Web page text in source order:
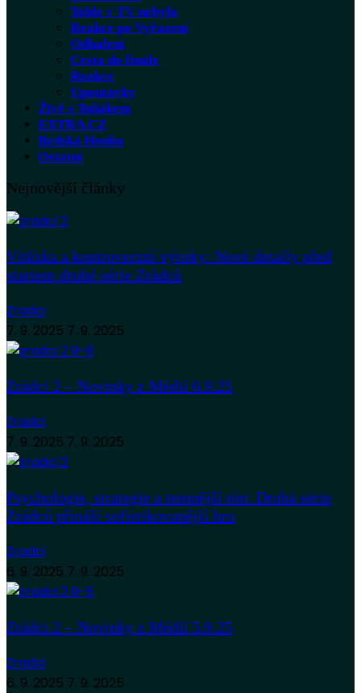
Tohle v TV nebylo
Reakce po Vyřazení
Odhalení
Cesta do finále
Reakce
Upoutávky
Živě s Tuňákem
EXTRA.CZ
Brdská Houba
Ostatní
Nejnovější články
Vítězka a kontroverzní výroky: Nové detaily před
startem druhé série Zrádců
Zradci
7. 9. 2025 7. 9. 2025
Zrádci 2 – Novinky z Médií 6.9.25
Zradci
7. 9. 2025 7. 9. 2025
Psychologie, strategie a temnější tón: Druhá série
Zrádců přináší sofistikovanější hru
Zradci
6. 9. 2025 7. 9. 2025
Zrádci 2 – Novinky z Médií 5.9.25
Zradci
6. 9. 2025 7. 9. 2025